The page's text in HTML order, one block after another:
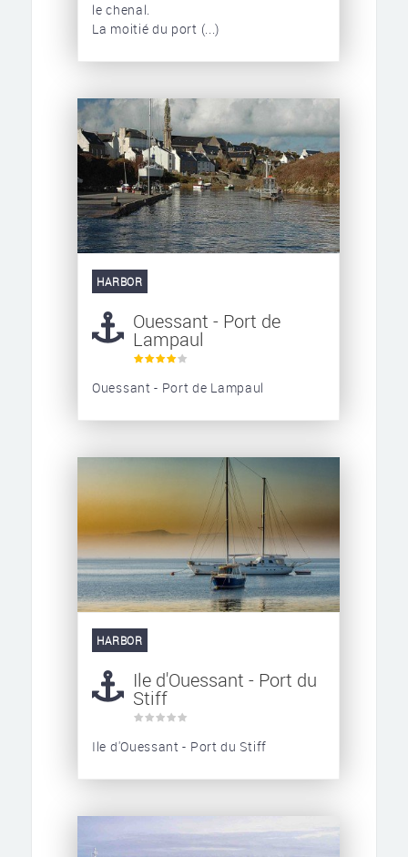
le chenal.
La moitié du port (...)
HARBOR
Ouessant - Port de
Lampaul
Ouessant - Port de Lampaul
HARBOR
Ile d'Ouessant - Port du
Stiff
Ile d'Ouessant - Port du Stiff